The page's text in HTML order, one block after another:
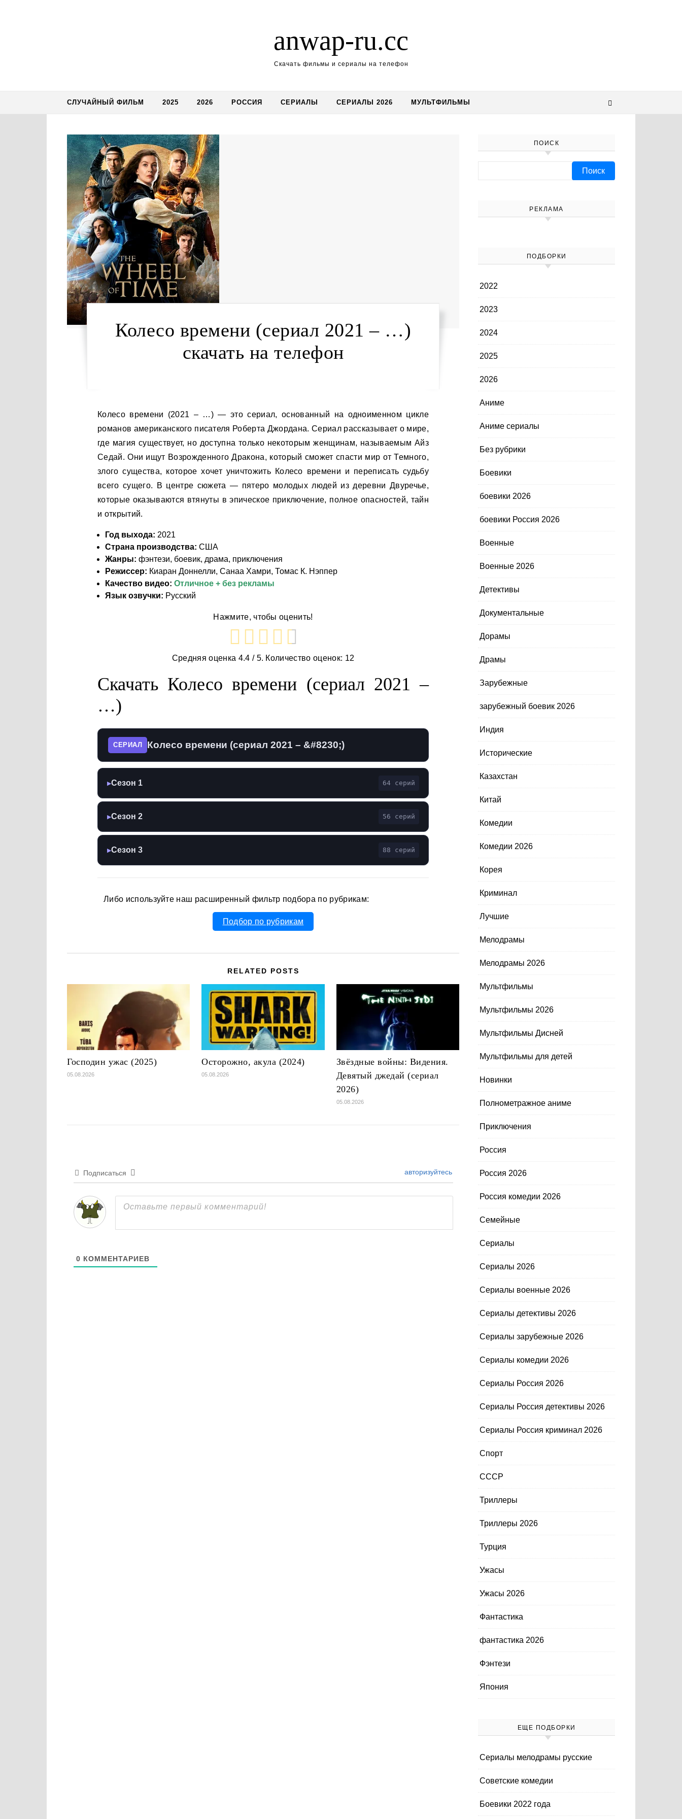
anwap-ru.cc
Скачать фильмы и сериалы на телефон
СЛУЧАЙНЫЙ ФИЛЬМ 2025 2026 РОССИЯ СЕРИАЛЫ СЕРИАЛЫ 2026 МУЛЬТФИЛЬМЫ
Колесо времени (сериал 2021 – …)
скачать на телефон
Колесо времени (2021 – …) — это сериал, основанный на одноименном цикле
романов американского писателя Роберта Джордана. Сериал рассказывает о мире,
где магия существует, но доступна только некоторым женщинам, называемым Айз
Седай. Они ищут Возрожденного Дракона, который сможет спасти мир от Темного,
злого существа, которое хочет уничтожить Колесо времени и переписать судьбу
всего сущего. В центре сюжета — пятеро молодых людей из деревни Двуречье,
которые оказываются втянуты в эпическое приключение, полное опасностей, тайн
и открытий.
Год выхода: 2021
Страна производства: США
Жанры: фэнтези, боевик, драма, приключения
Режиссер: Киаран Доннелли, Санаа Хамри, Томас К. Нэппер
Качество видео: Отличное + без рекламы
Язык озвучки: Русский
Нажмите, чтобы оценить!
Средняя оценка 4.4 / 5. Количество оценок: 12
Скачать Колесо времени (сериал 2021 –
…)
СЕРИАЛ Колесо времени (сериал 2021 – &#8230;)
▶Сезон 1 64 серий
▶Сезон 2 56 серий
▶Сезон 3 88 серий
Либо используйте наш расширенный фильтр подбора по рубрикам:
Подбор по рубрикам
RELATED POSTS
Господин ужас (2025)
05.08.2026
Осторожно, акула (2024)
05.08.2026
Звёздные войны: Видения.
Девятый джедай (сериал
2026)
05.08.2026
Подписаться авторизуйтесь
0 КОММЕНТАРИЕВ
ПОИСК
РЕКЛАМА
ПОДБОРКИ
2022
2023
2024
2025
2026
Аниме
Аниме сериалы
Без рубрики
Боевики
боевики 2026
боевики Россия 2026
Военные
Военные 2026
Детективы
Документальные
Дорамы
Драмы
Зарубежные
зарубежный боевик 2026
Индия
Исторические
Казахстан
Китай
Комедии
Комедии 2026
Корея
Криминал
Лучшие
Мелодрамы
Мелодрамы 2026
Мультфильмы
Мультфильмы 2026
Мультфильмы Дисней
Мультфильмы для детей
Новинки
Полнометражное аниме
Приключения
Россия
Россия 2026
Россия комедии 2026
Семейные
Сериалы
Сериалы 2026
Сериалы военные 2026
Сериалы детективы 2026
Сериалы зарубежные 2026
Сериалы комедии 2026
Сериалы Россия 2026
Сериалы Россия детективы 2026
Сериалы Россия криминал 2026
Спорт
СССР
Триллеры
Триллеры 2026
Турция
Ужасы
Ужасы 2026
Фантастика
фантастика 2026
Фэнтези
Япония
ЕЩЕ ПОДБОРКИ
Cериалы мелодрамы русские
Cоветские комедии
Боевики 2022 года